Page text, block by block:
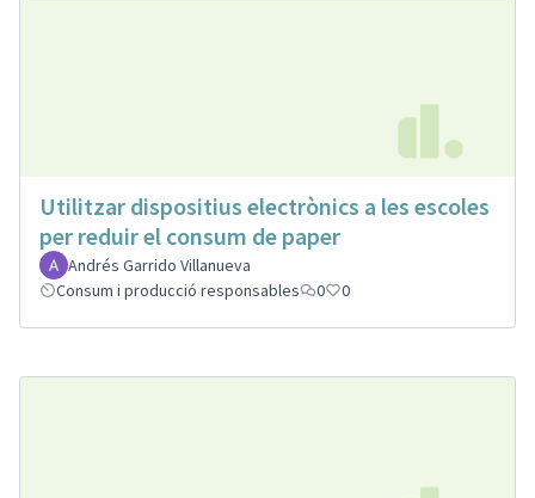
Utilitzar dispositius electrònics a les escoles
per reduir el consum de paper
Andrés Garrido Villanueva
Consum i producció responsables
0 0